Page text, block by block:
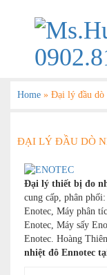
Home » Đại lý đầu dò
ĐẠI LÝ ĐẦU DÒ
Đại lý thiết bị đo
cung cấp, phân
Enotec, Máy phân
Enotec, Máy sấy
Enotec. Hoàng
nhiệt đô Ennotec